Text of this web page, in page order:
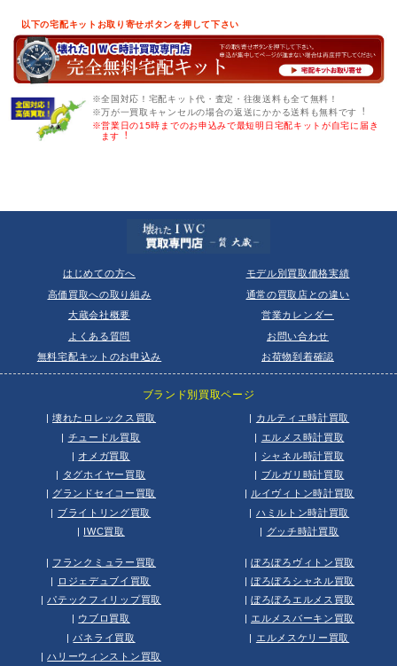
以下の宅配キットお取り寄せボタンを押して下さい
※全国対応！宅配キット代・査定・往復送料も全て無料！
※万が一買取キャンセルの場合の返送にかかる送料も無料です︕
※営業日の15時までのお申込みで最短明日宅配キットが自宅に届き
ます︕
はじめての方へ
モデル別買取価格実績
高価買取への取り組み
通常の買取店との違い
大蔵会社概要
営業カレンダー
よくある質問
お問い合わせ
無料宅配キットのお申込み
お荷物到着確認
ブランド別買取ページ
|壊れたロレックス買取
| チュードル買取
| オメガ買取
| タグホイヤー買取
グランドセイコー買取
| ブライトリング買取
| IWC買取
カルティエ時計買取
| エルメス時計買取
| シャネル時計買取
| ブルガリ時計買取
ルイヴィトン時計買取
| ハミルトン時計買取
| グッチ時計買取
| フランクミュラー買取
|
ロジェデュブイ買取
| パテックフィリップ買取
ウブロ買取
| パネライ買取
|ハリーウィンストン買取
|ぼろぼろヴィトン買取
|ぼろぼろシャネル買取
|ぼろぼろエルメス買取
エルメスバーキン買取
| エルメスケリー買取